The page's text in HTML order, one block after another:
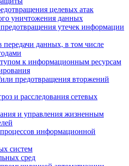
целевых атак
уничтожения данных
утечек информации
передачи данных, в том числе
к информационным ресурсам
предотвращения вторжений
и расследования сетевых
и управления жизненным
информационной
систем
сред